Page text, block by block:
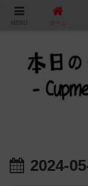
カップ麺
2024-
MENU ホーム